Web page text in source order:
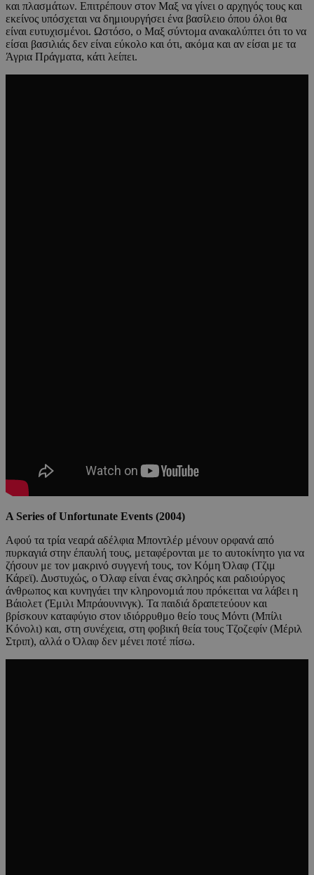
και πλασμάτων. Επιτρέπουν στον Μαξ να γίνει ο αρχηγός τους και
εκείνος υπόσχεται να δημιουργήσει ένα βασίλειο όπου όλοι θα
είναι ευτυχισμένοι. Ωστόσο, ο Μαξ σύντομα ανακαλύπτει ότι το να
είσαι βασιλιάς δεν είναι εύκολο και ότι, ακόμα και αν είσαι με τα
Άγρια Πράγματα, κάτι λείπει.
A Series of Unfortunate Events (2004)
Αφού τα τρία νεαρά αδέλφια Μποντλέρ μένουν ορφανά από
πυρκαγιά στην έπαυλή τους, μεταφέρονται με το αυτοκίνητο για να
ζήσουν με τον μακρινό συγγενή τους, τον Κόμη Όλαφ (Τζιμ
Κάρεϊ). Δυστυχώς, ο Όλαφ είναι ένας σκληρός και ραδιούργος
άνθρωπος και κυνηγάει την κληρονομιά που πρόκειται να λάβει η
Βάιολετ (Έμιλι Μπράουνινγκ). Τα παιδιά δραπετεύουν και
βρίσκουν καταφύγιο στον ιδιόρρυθμο θείο τους Μόντι (Μπίλι
Κόνολι) και, στη συνέχεια, στη φοβική θεία τους Τζοζεφίν (Μέριλ
Στριπ), αλλά ο Όλαφ δεν μένει ποτέ πίσω.